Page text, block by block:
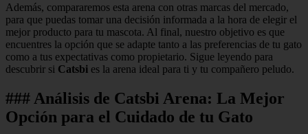
Además, compararemos esta arena con otras marcas del mercado,
para que puedas tomar una decisión informada a la hora de elegir el
mejor producto para tu mascota. Al final, nuestro objetivo es que
encuentres la opción que se adapte tanto a las preferencias de tu gato
como a tus expectativas como propietario. Sigue leyendo para
descubrir si Catsbi es la arena ideal para ti y tu compañero peludo.
### Análisis de Catsbi Arena: La Mejor
Opción para el Cuidado de tu Gato